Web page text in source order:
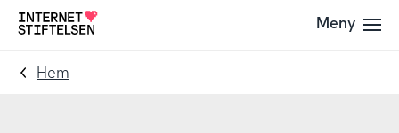
Till
navigering
Till
innehåll
Till
Meny
Hem